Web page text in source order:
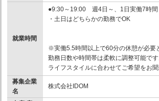
就業時間
●9:30～19:00 週4日～、1日実働7時間
・土日はどちらかの勤務でOK
※実働5.5時間以上で60分の休憩が必要
勤務日数や時間帯は柔軟に調整可能です
ライフスタイルに合わせてご希望をお
募集企業
名
株式会社IDOM